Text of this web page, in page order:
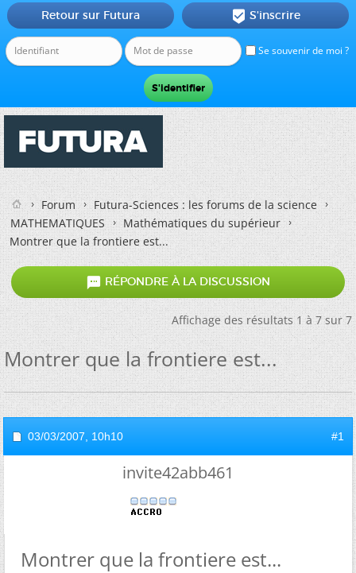
Se souvenir de moi ?
Retour sur Futura  S'inscrire
Forum
Futura-Sciences : les forums de la science
MATHEMATIQUES
Mathématiques du supérieur
Montrer que la frontiere est...
 RÉPONDRE À LA DISCUSSION
Affichage des résultats 1 à 7 sur 7
Montrer que la frontiere est...
03/03/2007, 10h10 #1
invite42abb461
Montrer que la frontiere est...